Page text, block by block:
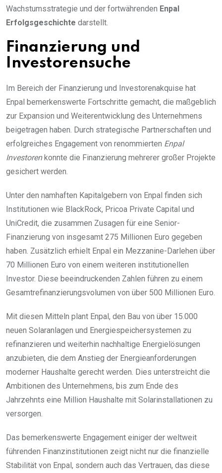
Wachstumsstrategie und der fortwährenden Enpal
Erfolgsgeschichte darstellt.
Finanzierung und
Investorensuche
Im Bereich der Finanzierung und Investorenakquise hat
Enpal bemerkenswerte Fortschritte gemacht, die maßgeblich
zur Expansion und Weiterentwicklung des Unternehmens
beigetragen haben. Durch strategische Partnerschaften und
erfolgreiches Engagement von renommierten Enpal
Investorenkonnte die Finanzierung mehrerer großer Projekte
gesichert werden.
Unter den namhaften Kapitalgebern von Enpal finden sich
Institutionen wie BlackRock, Pricoa Private Capital und
UniCredit, die zusammen Zusagen für eine Senior-
Finanzierung von insgesamt 275 Millionen Euro gegeben
haben. Zusätzlich erhielt Enpal ein Mezzanine-Darlehen über
70 Millionen Euro von einem weiteren institutionellen
Investor. Diese beeindruckenden Zahlen führen zu einem
Gesamtrefinanzierungsvolumen von über 500 Millionen Euro.
Mit diesen Mitteln plant Enpal, den Bau von über 15.000
neuen Solaranlagen und Energiespeichersystemen zu
refinanzieren und weiterhin nachhaltige Energielösungen
anzubieten, die dem Anstieg der Energieanforderungen
moderner Haushalte gerecht werden. Dies unterstreicht die
Ambitionen des Unternehmens, bis zum Ende des
Jahrzehnts eine Million Haushalte mit Solarinstallationen zu
versorgen.
Das bemerkenswerte Engagement einiger der weltweit
führenden Finanzinstitutionen zeigt nicht nur die finanzielle
Stabilität von Enpal, sondern auch das Vertrauen, das diese